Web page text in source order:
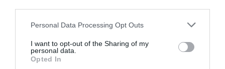
Please note that this website/app uses one or more Google
not limited to your visit or usage behaviour. You may click to
grant or deny consent to Google and its third-party tags to
use your data for below specified purposes in below Google
Personal Data Processing Opt Outs
I want to opt-out of the Sharing of my
personal data.
Opted In